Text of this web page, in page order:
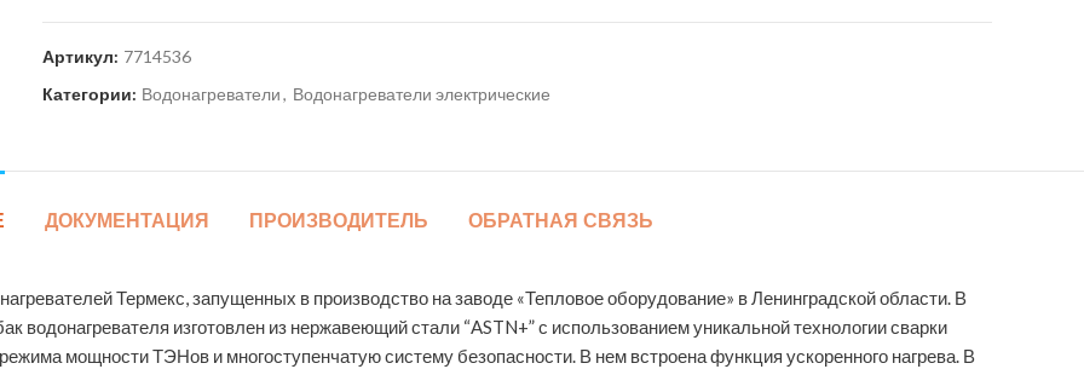
Артикул: 7714536
Категории: Водонагреватели, Водонагреватели электрические
ДОКУМЕНТАЦИЯ ПРОИЗВОДИТЕЛЬ ОБРАТНАЯ СВЯЗЬ
Термекс, запущенных в производство на заводе «Тепловое оборудование» в Ленинградской области. В
водонагревателя изготовлен из нержавеющий стали “ASTN+” с использованием уникальной технологии сварки
мощности ТЭНов и многоступенчатую систему безопасности. В нем встроена функция ускоренного нагрева. В